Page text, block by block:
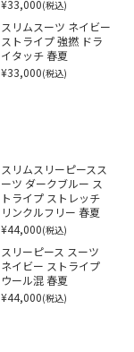
¥33,000(税込)
スリムスーツ ネイビー
ストライプ 強撚 ドラ
イタッチ 春夏
¥33,000(税込)
スリムスリーピースス
ーツ ダークブルー ス
トライプ ストレッチ
リンクルフリー 春夏
¥44,000(税込)
スリーピース スーツ
ネイビー ストライプ
ウール混 春夏
¥44,000(税込)